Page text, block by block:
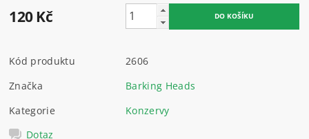
120 Kč
Kód produktu
2606
Značka
Barking Heads
Kategorie
Konzervy
Dotaz